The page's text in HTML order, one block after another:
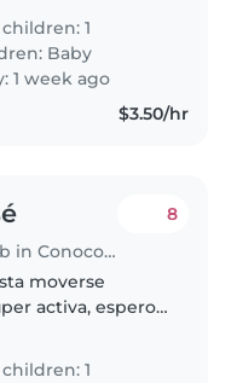
con la
1
Baby
1 week ago
$3.50/hr
Babysitting job in Conocoto
8
moverse
activa, espero
de todo
1